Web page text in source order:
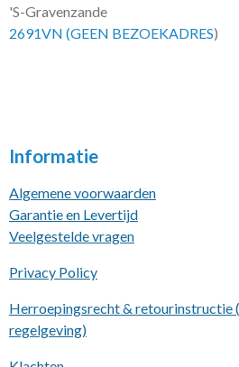
'S-Gravenzande
2691VN (GEEN BEZOEKADRES)
Informatie
Algemene voorwaarden
Garantie en Levertijd
Veelgestelde vragen
Privacy Policy
Herroepingsrecht & retourinstructie
regelgeving)